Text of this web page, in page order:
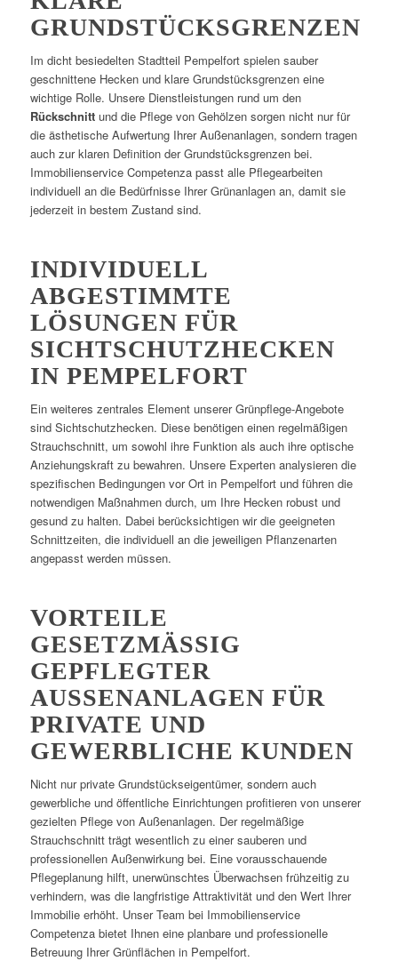
GRUNDSTÜCKSGRENZEN
Im dicht besiedelten Stadtteil Pempelfort spielen sauber
geschnittene Hecken und klare Grundstücksgrenzen eine
wichtige Rolle. Unsere Dienstleistungen rund um den
Rückschnittund die Pflege von Gehölzen sorgen nicht nur für
die ästhetische Aufwertung Ihrer Außenanlagen, sondern tragen
auch zur klaren Definition der Grundstücksgrenzen bei.
Immobilienservice Competenza passt alle Pflegearbeiten
individuell an die Bedürfnisse Ihrer Grünanlagen an, damit sie
jederzeit in bestem Zustand sind.
INDIVIDUELL
ABGESTIMMTE
LÖSUNGEN FÜR
SICHTSCHUTZHECKEN
IN PEMPELFORT
Ein weiteres zentrales Element unserer Grünpflege-Angebote
sind Sichtschutzhecken. Diese benötigen einen regelmäßigen
Strauchschnitt, um sowohl ihre Funktion als auch ihre optische
Anziehungskraft zu bewahren. Unsere Experten analysieren die
spezifischen Bedingungen vor Ort in Pempelfort und führen die
notwendigen Maßnahmen durch, um Ihre Hecken robust und
gesund zu halten. Dabei berücksichtigen wir die geeigneten
Schnittzeiten, die individuell an die jeweiligen Pflanzenarten
angepasst werden müssen.
VORTEILE
GESETZMÄSSIG G
EPFLEGTER A
USSENANLAGEN FÜR PR
IVATE UND GE
WERBLICHE KUNDEN
Nicht nur private Grundstückseigentümer, sondern auch
gewerbliche und öffentliche Einrichtungen profitieren von unserer
gezielten Pflege von Außenanlagen. Der regelmäßige
Strauchschnitt trägt wesentlich zu einer sauberen und
professionellen Außenwirkung bei. Eine vorausschauende
Pflegeplanung hilft, unerwünschtes Überwachsen frühzeitig zu
verhindern, was die langfristige Attraktivität und den Wert Ihrer
Immobilie erhöht. Unser Team bei Immobilienservice
Competenza bietet Ihnen eine planbare und professionelle
Betreuung Ihrer Grünflächen in Pempelfort.